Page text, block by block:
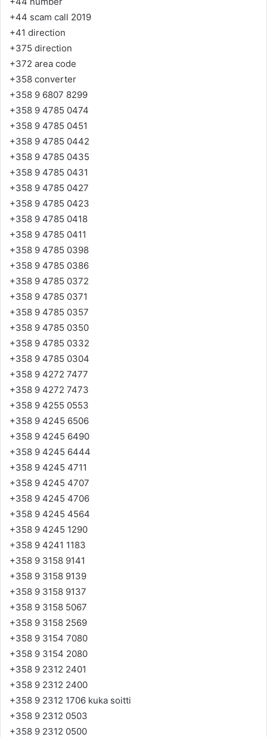
+44 scam call 2019
+41 direction
+375 direction
+372 area code
+358 converter
+358 9 6807 8299
+358 9 4785 0474
+358 9 4785 0451
+358 9 4785 0442
+358 9 4785 0435
+358 9 4785 0431
+358 9 4785 0427
+358 9 4785 0423
+358 9 4785 0418
+358 9 4785 0411
+358 9 4785 0398
+358 9 4785 0386
+358 9 4785 0372
+358 9 4785 0371
+358 9 4785 0357
+358 9 4785 0350
+358 9 4785 0332
+358 9 4785 0304
+358 9 4272 7477
+358 9 4272 7473
+358 9 4255 0553
+358 9 4245 6506
+358 9 4245 6490
+358 9 4245 6444
+358 9 4245 4711
+358 9 4245 4707
+358 9 4245 4706
+358 9 4245 4564
+358 9 4245 1290
+358 9 4241 1183
+358 9 3158 9141
+358 9 3158 9139
+358 9 3158 9137
+358 9 3158 5067
+358 9 3158 2569
+358 9 3154 7080
+358 9 3154 2080
+358 9 2312 2401
+358 9 2312 2400
+358 9 2312 1706 kuka soitti
+358 9 2312 0503
+358 9 2312 0500